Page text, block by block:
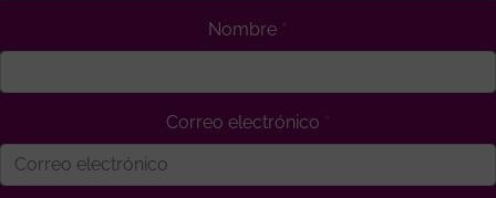
Nombre
Correo electrónico